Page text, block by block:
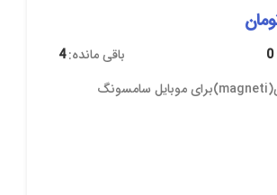
0 باقی مانده:4
کیف کلاسوری(magneti)برای موبایل سامسونگ